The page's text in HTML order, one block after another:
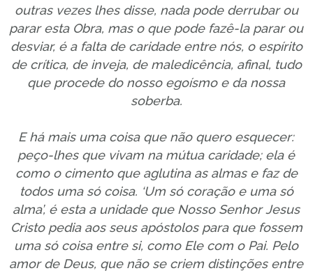
outras vezes lhes disse, nada pode derrubar ou
parar esta Obra, mas o que pode fazê-la parar ou
desviar, é a falta de caridade entre nós, o espírito
de crítica, de inveja, de maledicência, afinal, tudo
que procede do nosso egoísmo e da nossa
soberba.
E há mais uma coisa que não quero esquecer:
peço-lhes que vivam na mútua caridade; ela é
como o cimento que aglutina as almas e faz de
todos uma só coisa. ‘Um só coração e uma só
alma’, é esta a unidade que Nosso Senhor Jesus
Cristo pedia aos seus apóstolos para que fossem
uma só coisa entre si, como Ele com o Pai. Pelo
amor de Deus, que não se criem distinções entre